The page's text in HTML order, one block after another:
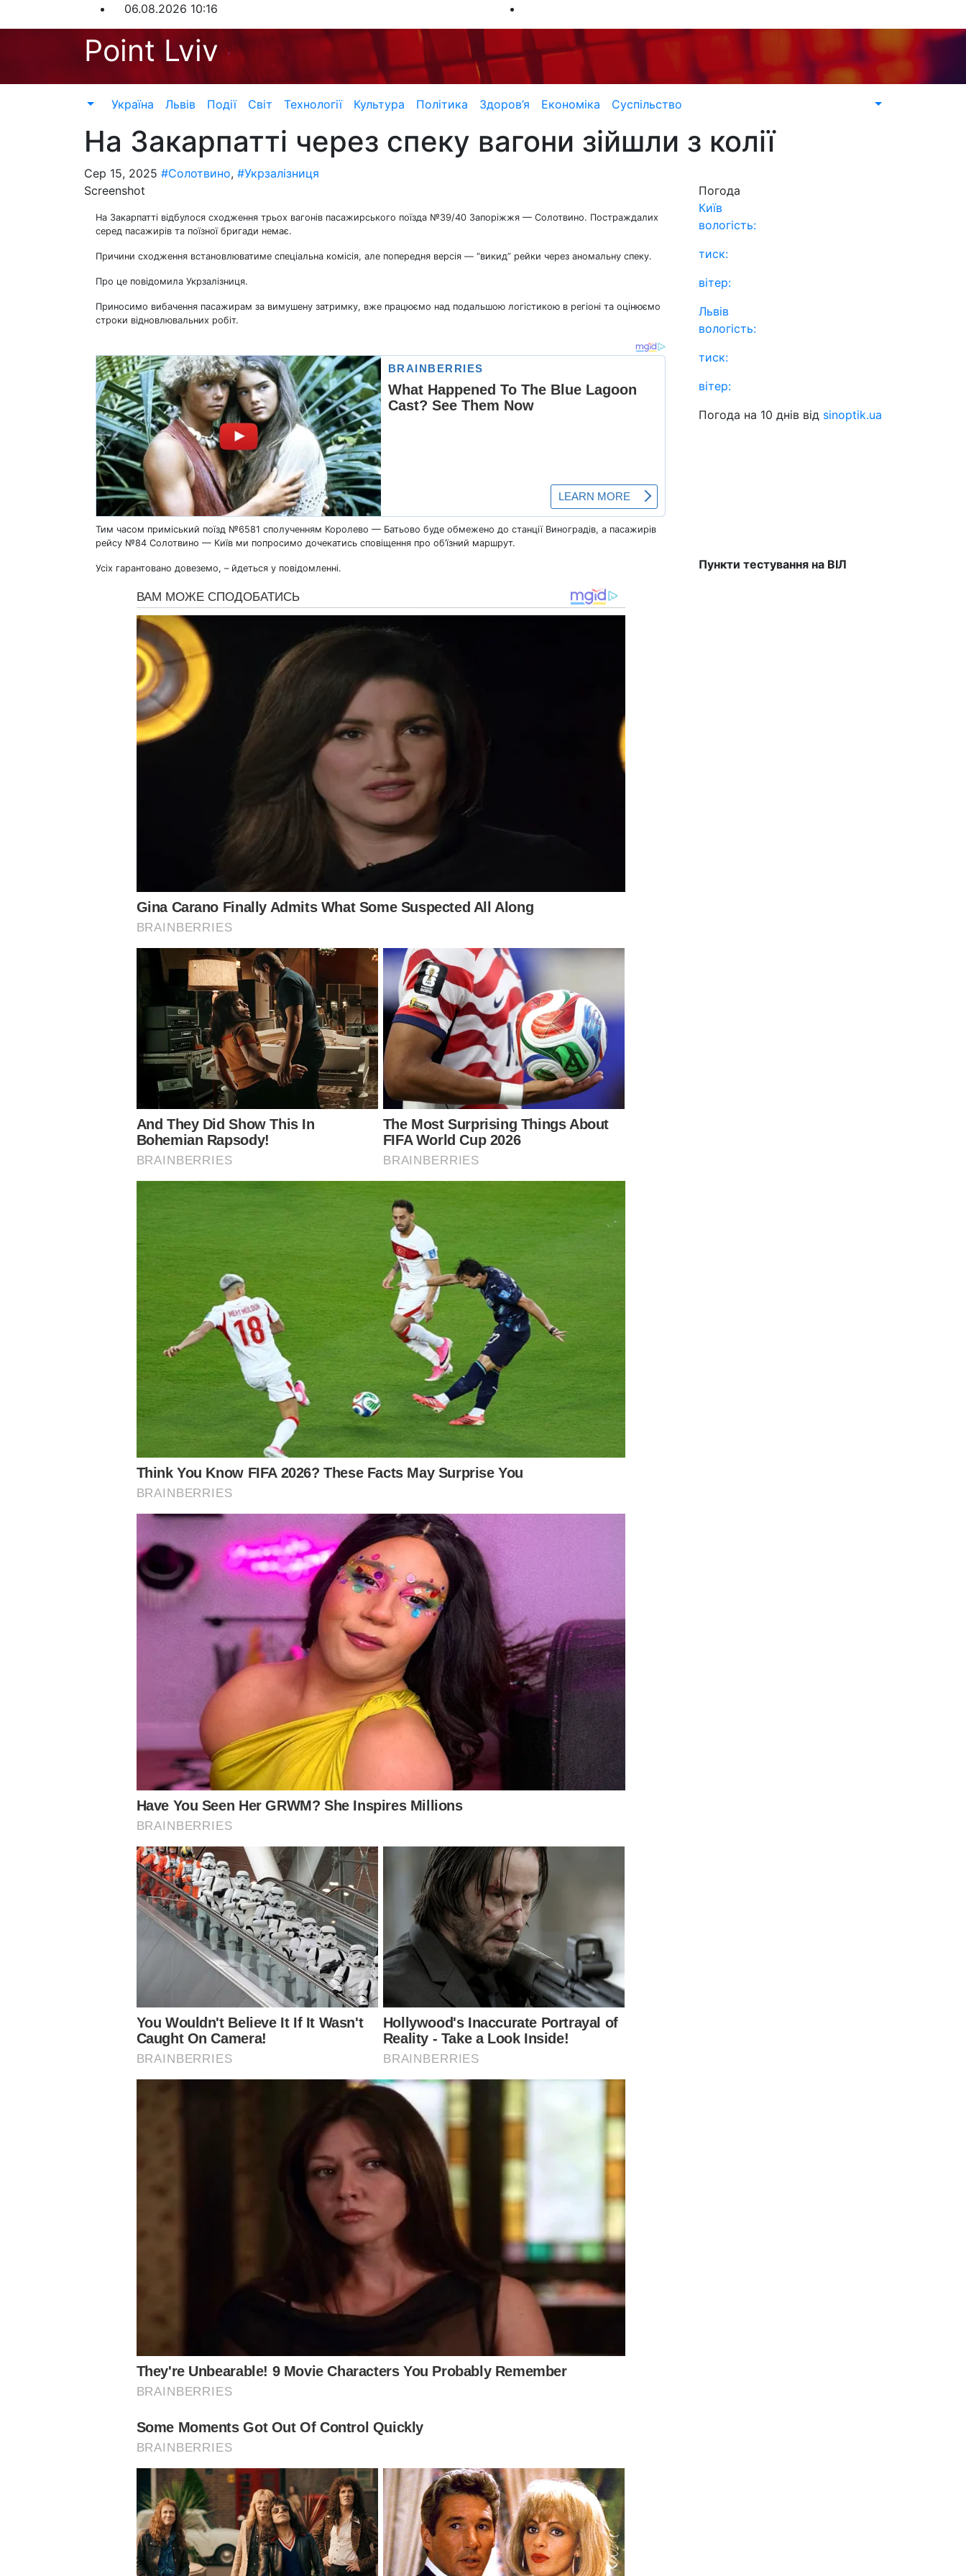
до
06.08.2026 10:16
Point Lviv
Україна Львів Події Світ Технології Культура Політика Здоров’я Економіка Суспільство
На Закарпатті через спеку вагони зійшли з колії
Сер 15, 2025 #Солотвино, #Укрзалізниця
Screenshot
На Закарпатті відбулося сходження трьох вагонів пасажирського поїзда №39/40 Запоріжжя — Солотвино. Постраждалих
серед пасажирів та поїзної бригади немає.
Причини сходження встановлюватиме спеціальна комісія, але попередня версія — “викид” рейки через аномальну спеку.
Про це повідомила Укрзалізниця.
Приносимо вибачення пасажирам за вимушену затримку, вже працюємо над подальшою логістикою в регіоні та оцінюємо
строки відновлювальних робіт.
Тим часом приміський поїзд №6581 сполученням Королево — Батьово буде обмежено до станції Виноградів, а пасажирів
рейсу №84 Солотвино — Київ ми попросимо дочекатись сповіщення про об’їзний маршрут.
Усіх гарантовано довеземо, – йдеться у повідомленні.
Погода
Київ
вологість:
тиск:
вітер:
Львів
вологість:
тиск:
вітер:
Погода на 10 днів від sinoptik.ua
Пункти тестування на ВІЛ